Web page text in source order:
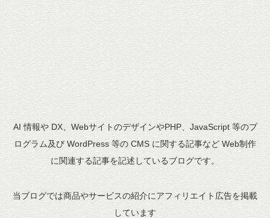
AI 情報や DX、WebサイトのデザインやPHP、JavaScript 等のプ
ログラム及び WordPress 等の CMS に関する記事など Web制作
に関連する記事を記述しているブログです。
当ブログでは商品やサービスの紹介にアフィリエイト広告を掲載
しています